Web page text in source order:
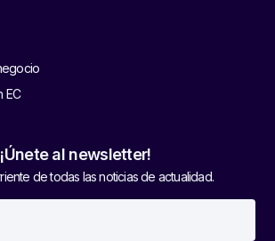
EC
¡Únete al newsletter!
de todas las noticias de actualidad.